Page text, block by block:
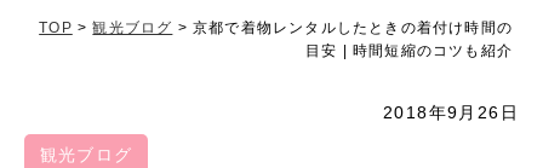
TOP >観光ブログ > 京都で着物レンタルしたときの着付け時間の
目安 | 時間短縮のコツも紹介
2018年9月26日
観光ブログ